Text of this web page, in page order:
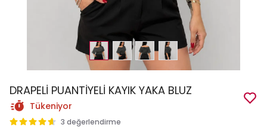
DRAPELİ PUANTİYELİ KAYIK YAKA BLUZ
Tükeniyor
3 değerlendirme